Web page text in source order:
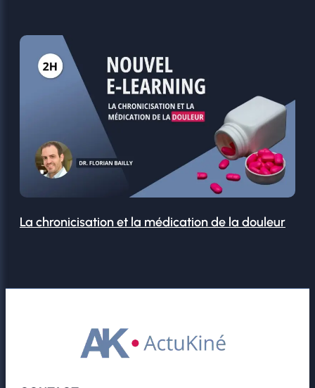
La chronicisation et la médication de la douleur